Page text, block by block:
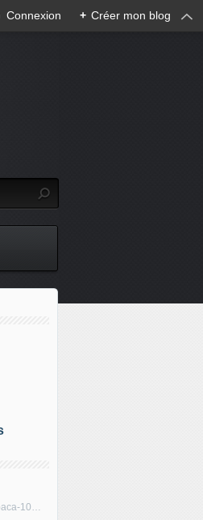
Connexion + Créer mon blog
//facebook.com/La-voix-de-Nosterpaca-106434384284735